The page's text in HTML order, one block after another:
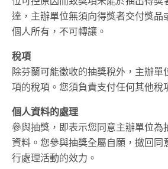
達，主辦單位無須向得獎者交付獎品
個人所有，不可轉讓。
稅項
除芬蘭可能徵收的抽獎稅外，主辦單
項的稅項。您須負責支付任何其他稅
個人資料的處理
參與抽獎，即表示您同意主辦單位為
資料。您參與抽獎全屬自願，撤回同
行處理活動的效力。